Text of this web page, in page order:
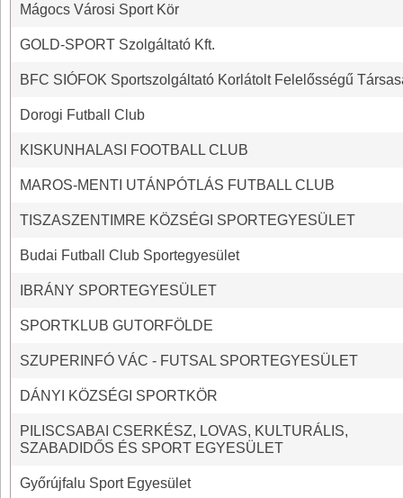
Mágocs Városi Sport Kör
GOLD-SPORT Szolgáltató Kft.
BFC SIÓFOK Sportszolgáltató Korlátolt Felelősségű
Dorogi Futball Club
KISKUNHALASI FOOTBALL CLUB
MAROS-MENTI UTÁNPÓTLÁS FUTBALL CLUB
TISZASZENTIMRE KÖZSÉGI SPORTEGYESÜLET
Budai Futball Club Sportegyesület
IBRÁNY SPORTEGYESÜLET
SPORTKLUB GUTORFÖLDE
SZUPERINFÓ VÁC - FUTSAL SPORTEGYESÜLET
DÁNYI KÖZSÉGI SPORTKÖR
PILISCSABAI CSERKÉSZ, LOVAS, KULTURÁLIS,
SZABADIDŐS ÉS SPORT EGYESÜLET
Győrújfalu Sport Egyesület